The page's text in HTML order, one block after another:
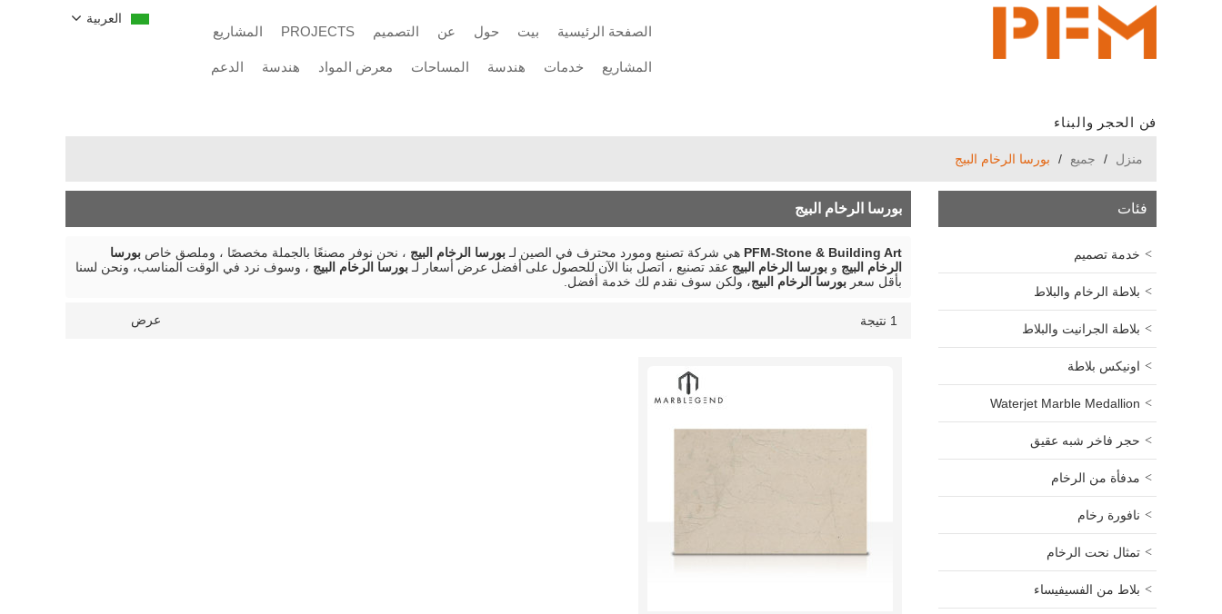
فن الحجر والبناء
العربية
الصفحة الرئيسية بيت حول عن التصميم PROJECTS المشاريع
المشاريع خدمات هندسة المساحات معرض المواد هندسة الدعم
منزل / جميع / بورسا الرخام البيج
فئات
خدمة تصميم
بلاطة الرخام والبلاط
بلاطة الجرانيت والبلاط
اونيكس بلاطة
Waterjet Marble Medallion
حجر فاخر شبه عقيق
مدفأة من الرخام
نافورة رخام
تمثال نحت الرخام
بلاط من الفسيفيساء
بورسا الرخام البيج
PFM-Stone & Building Art هي شركة تصنيع ومورد محترف في الصين لـ بورسا الرخام البيج ، نحن نوفر مصنعًا بالجملة مخصصًا ، وملصق خاص بورسا
الرخام البيج و بورسا الرخام البيج عقد تصنيع ، اتصل بنا الآن للحصول على أفضل عرض أسعار لـ بورسا الرخام البيج ، وسوف نرد في الوقت المناسب، ونحن لسنا
بأقل سعر بورسا الرخام البيج، ولكن سوف نقدم لك خدمة أفضل.
1 نتيجة عرض قائمة